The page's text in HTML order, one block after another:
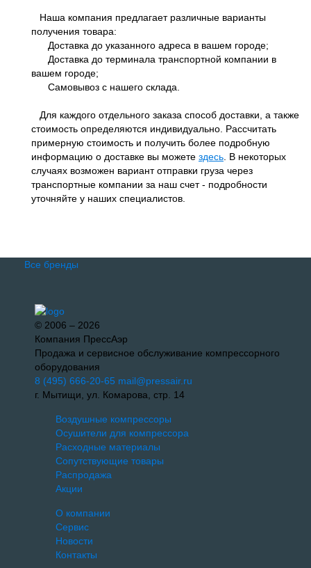
Наша компания предлагает различные варианты
получения товара:
Доставка до указанного адреса в вашем городе;
Доставка до терминала транспортной компании в
вашем городе;
Самовывоз с нашего склада.
Для каждого отдельного заказа способ доставки, а также
стоимость определяются индивидуально. Рассчитать
примерную стоимость и получить более подробную
информацию о доставке вы можете здесь . В некоторых
случаях возможен вариант отправки груза через
транспортные компании за наш счет - подробности
уточняйте у наших специалистов.
Все бренды
© 2006 – 2026
Компания ПрессАэр
Продажа и сервисное обслуживание компрессорного
оборудования
8 (495) 666-20-65 mail@pressair.ru
г. Мытищи, ул. Комарова, стр. 14
Воздушные компрессоры
Осушители для компрессора
Расходные материалы
Сопутствующие товары
Распродажа
Акции
О компании
Сервис
Новости
Контакты